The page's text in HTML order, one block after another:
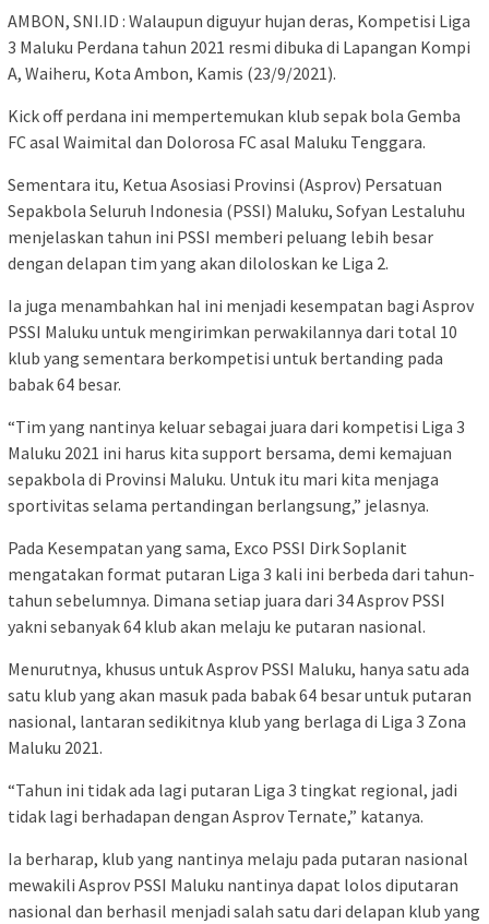
AMBON, SNI.ID : Walaupun diguyur hujan deras, Kompetisi Liga
3 Maluku Perdana tahun 2021 resmi dibuka di Lapangan Kompi
A, Waiheru, Kota Ambon, Kamis (23/9/2021).
Kick off perdana ini mempertemukan klub sepak bola Gemba
FC asal Waimital dan Dolorosa FC asal Maluku Tenggara.
Sementara itu, Ketua Asosiasi Provinsi (Asprov) Persatuan
Sepakbola Seluruh Indonesia (PSSI) Maluku, Sofyan Lestaluhu
menjelaskan tahun ini PSSI memberi peluang lebih besar
dengan delapan tim yang akan diloloskan ke Liga 2.
Ia juga menambahkan hal ini menjadi kesempatan bagi Asprov
PSSI Maluku untuk mengirimkan perwakilannya dari total 10
klub yang sementara berkompetisi untuk bertanding pada
babak 64 besar.
“Tim yang nantinya keluar sebagai juara dari kompetisi Liga 3
Maluku 2021 ini harus kita support bersama, demi kemajuan
sepakbola di Provinsi Maluku. Untuk itu mari kita menjaga
sportivitas selama pertandingan berlangsung,” jelasnya.
Pada Kesempatan yang sama, Exco PSSI Dirk Soplanit
mengatakan format putaran Liga 3 kali ini berbeda dari tahun-
tahun sebelumnya. Dimana setiap juara dari 34 Asprov PSSI
yakni sebanyak 64 klub akan melaju ke putaran nasional.
Menurutnya, khusus untuk Asprov PSSI Maluku, hanya satu ada
satu klub yang akan masuk pada babak 64 besar untuk putaran
nasional, lantaran sedikitnya klub yang berlaga di Liga 3 Zona
Maluku 2021.
“Tahun ini tidak ada lagi putaran Liga 3 tingkat regional, jadi
tidak lagi berhadapan dengan Asprov Ternate,” katanya.
Ia berharap, klub yang nantinya melaju pada putaran nasional
mewakili Asprov PSSI Maluku nantinya dapat lolos diputaran
nasional dan berhasil menjadi salah satu dari delapan klub yang